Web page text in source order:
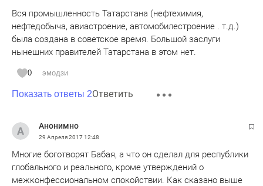
Вся промышленность Татарстана (нефтехимия,
нефтедобыча, авиастроение, автомобилестроение . т.д.)
была создана в советское время. Большой заслуги
нынешних правителей Татарстана в этом нет.
0 эмодзи
Показать ответы 2Ответить
Анонимно
29 Апреля 201712:48
Многие боготворят Бабая, а что он сделал для республики
глобального и реального, кроме утверждений о
межконфессиональном спокойствии. Как сказано выше